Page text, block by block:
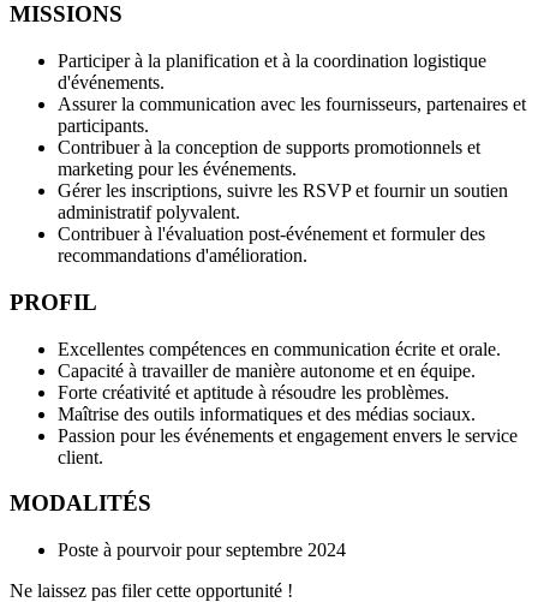
MISSIONS
Participer à la planification et à la coordination logistique
d'événements.
Assurer la communication avec les fournisseurs, partenaires et
participants.
Contribuer à la conception de supports promotionnels et
marketing pour les événements.
Gérer les inscriptions, suivre les RSVP et fournir un soutien
administratif polyvalent.
Contribuer à l'évaluation post-événement et formuler des
recommandations d'amélioration.
PROFIL
Excellentes compétences en communication écrite et orale.
Capacité à travailler de manière autonome et en équipe.
Forte créativité et aptitude à résoudre les problèmes.
Maîtrise des outils informatiques et des médias sociaux.
Passion pour les événements et engagement envers le service
client.
MODALITÉS
Poste à pourvoir pour septembre 2024
Ne laissez pas filer cette opportunité !